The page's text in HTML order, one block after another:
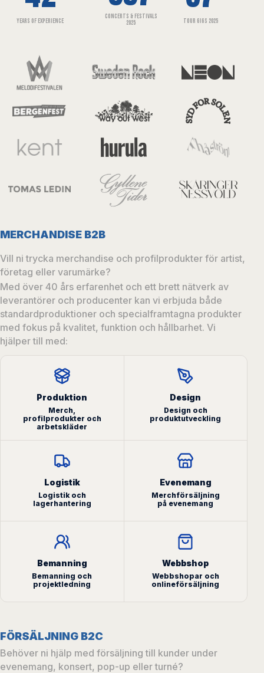
YEARS OF EXPERIENCE
CONCERTS & FESTIVALS
2025
TOUR GIGS 2025
Vad vi gör
MERCHANDISE B2B
Vill ni trycka merchandise och profilprodukter för artist,
företag eller varumärke?
Med över 40 års erfarenhet och ett brett nätverk av
leverantörer och producenter kan vi erbjuda både
standardproduktioner och specialframtagna produkter
med fokus på kvalitet, funktion och hållbarhet. Vi
hjälper till med:
Produktion
Merch,
profilprodukter och
arbetskläder
Design
Design och
produktutveckling
Logistik
Logistik och
lagerhantering
Evenemang
Merchförsäljning
på evenemang
Bemanning
Bemanning och
projektledning
Webbshop
Webbshopar och
onlineförsäljning
FÖRSÄLJNING B2C
Behöver ni hjälp med försäljning till kunder under
evenemang, konsert, pop-up eller turné?